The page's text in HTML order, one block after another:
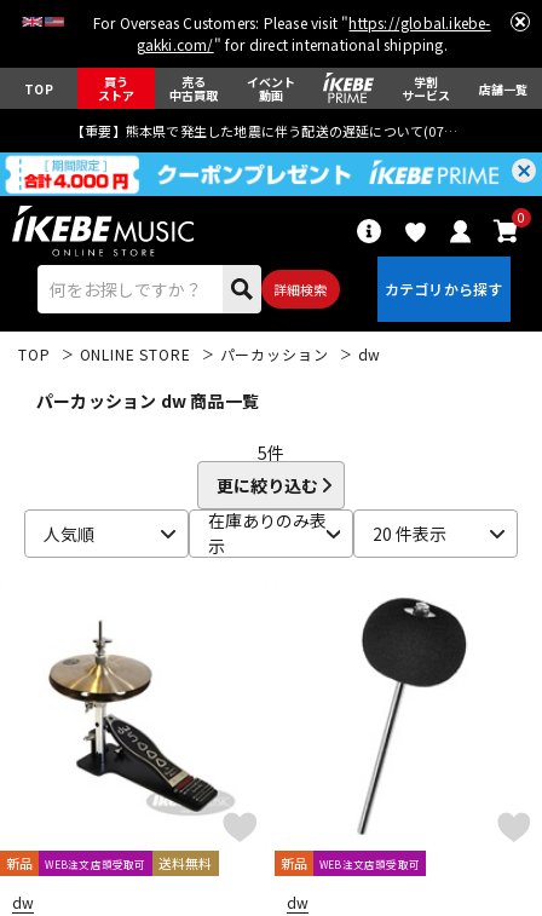
For Overseas Customers: Please visit "https://global.ikebe-
gakki.com/" for direct international shipping.
TOP 買う
ストア
売る
中古買取
イベント
動画
学割
サービス 店舗一覧
【重要】熊本県で発生した地震に伴う配送の遅延について(07月29日
詳細検索
0
ドラム パーカッション
キーボード 電子ピアノ
その他楽器
TOP ONLINE STORE パーカッション dw
パーカッション dw 商品一覧
5件
更に絞り込む
人気順
在庫ありのみ表
示
20 件表示
新品 WEB注文店頭受取可 送料無料
dw
新品 WEB注文店頭受取可
dw